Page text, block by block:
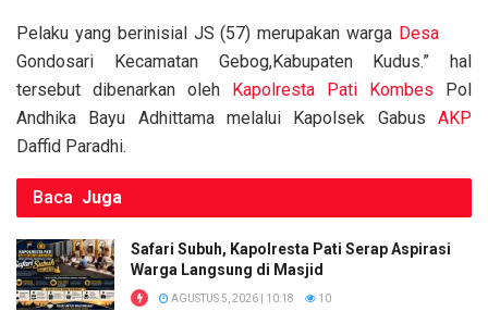
o
k
p
p
k
Pelaku yang berinisial JS (57) merupakan warga Desa
Gondosari Kecamatan Gebog,Kabupaten Kudus.” hal
tersebut dibenarkan oleh
Kapolresta Pati Kombes Pol
Andhika Bayu Adhittama melalui Kapolsek Gabus AKP
Daffid Paradhi.
Baca Juga
Safari Subuh, Kapolresta Pati Serap Aspirasi
Warga Langsung di Masjid
AGUSTUS 5, 2026 | 10:18 10